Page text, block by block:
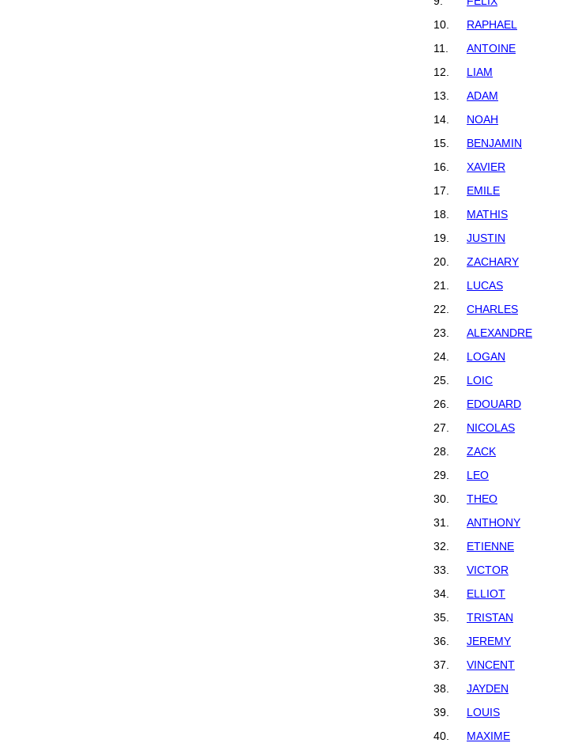
10.
RAPHAEL
11.
ANTOINE
12.
LIAM
13.
ADAM
14.
NOAH
15.
BENJAMIN
16.
XAVIER
17.
EMILE
18.
MATHIS
19.
JUSTIN
20.
ZACHARY
21.
LUCAS
22.
CHARLES
23.
ALEXANDRE
24.
LOGAN
25.
LOIC
26.
EDOUARD
27.
NICOLAS
28.
ZACK
29.
LEO
30.
THEO
31.
ANTHONY
32.
ETIENNE
33.
VICTOR
34.
ELLIOT
35.
TRISTAN
36.
JEREMY
37.
VINCENT
38.
JAYDEN
39.
LOUIS
40.
MAXIME